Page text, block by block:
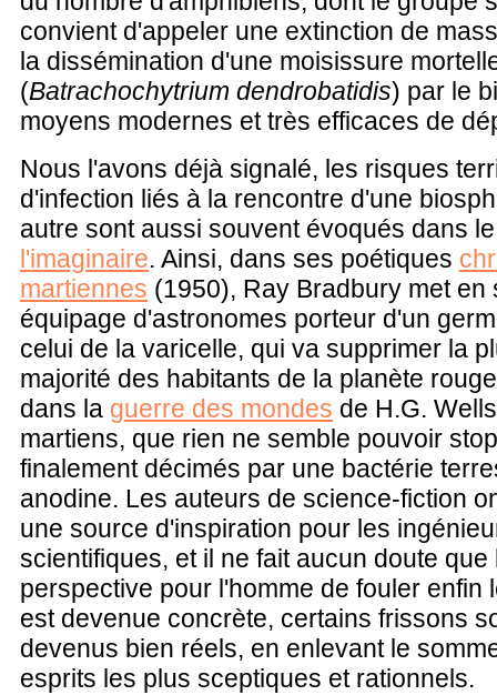
convient d'appeler une extinction de
la dissémination d'une moisissure
(Batrachochytrium dendrobatidis) par le
moyens modernes et très efficaces de
Nous l'avons déjà signalé, les risques
d'infection liés à la rencontre d'une
autre sont aussi souvent évoqués dans
l'imaginaire. Ainsi, dans ses poétiques
martiennes (1950), Ray Bradbury met en
équipage d'astronomes porteur d'un
celui de la varicelle, qui va supprimer la
majorité des habitants de la planète
dans la guerre des mondes de H.G.
martiens, que rien ne semble pouvoir
finalement décimés par une bactérie
anodine. Les auteurs de science-fiction
une source d'inspiration pour les
scientifiques, et il ne fait aucun doute que
perspective pour l'homme de fouler enfin
est devenue concrète, certains frissons
devenus bien réels, en enlevant le
esprits les plus sceptiques et rationnels.